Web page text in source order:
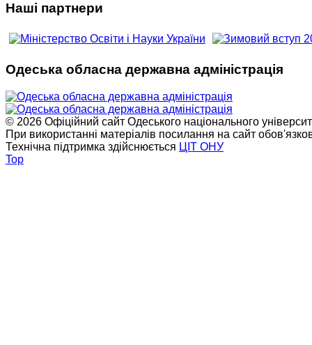
Наші партнери
Одеська обласна державна адміністрація
© 2026 Офіційний сайт Одеського національного
При використанні матеріалів посилання на сайт
Технічна підтримка здійснюється ЦІТ ОНУ
Top